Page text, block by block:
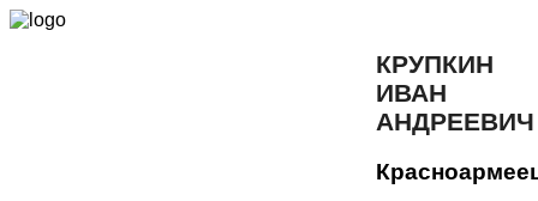
КРУПКИН
ИВАН
АНДРЕЕВИЧ